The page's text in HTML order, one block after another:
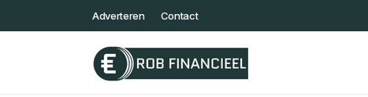
Adverteren Contact